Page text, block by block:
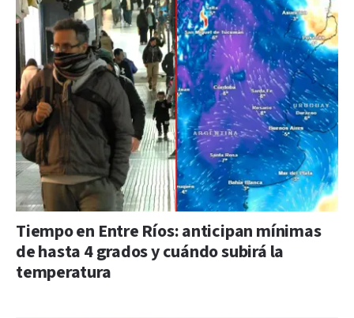
Tiempo en Entre Ríos: anticipan mínimas
de hasta 4 grados y cuándo subirá la
temperatura